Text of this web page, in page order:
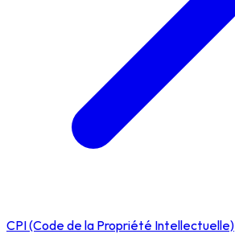
CPI (Code de la Propriété Intellectuelle)